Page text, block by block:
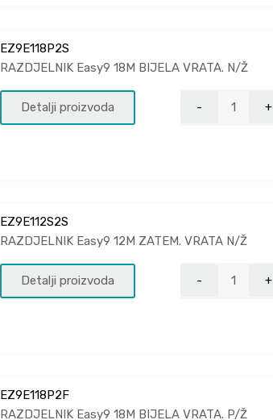
EZ9E118P2S
RAZDJELNIK Easy9 18M BIJELA VRATA. N/Ž
Detalji proizvoda
EZ9E112S2S
RAZDJELNIK Easy9 12M ZATEM. VRATA N/Ž
Detalji proizvoda
EZ9E118P2F
RAZDJELNIK Easy9 18M BIJELA VRATA. P/Ž